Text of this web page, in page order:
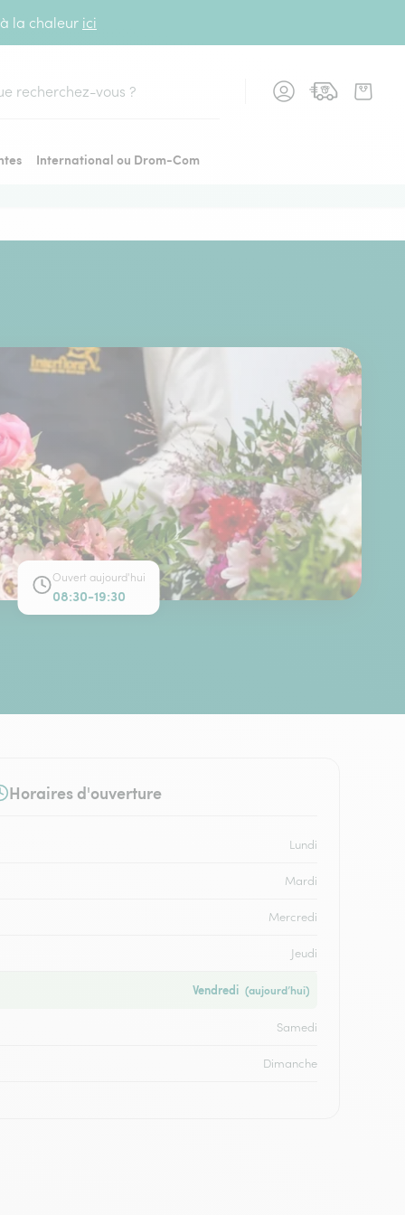
la chaleur ici
International ou Drom-Com
Ouvert aujourd'hui
08:30-19:30
Horaires d'ouverture
Lundi
Mardi
Mercredi
Jeudi
Vendredi (aujourd’hui)
Samedi
Dimanche